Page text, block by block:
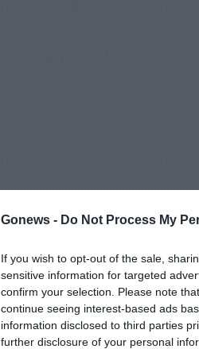
Gonews - Do Not Process My
If you wish to opt-out of the sale,
sensitive information for targeted
confirm your selection. Please note
continue seeing interest-based ads
information disclosed to third parties
further disclosure of your personal